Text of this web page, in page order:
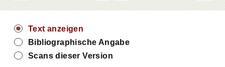
Text anzeigen
Bibliographische Angabe
Scans dieser Version